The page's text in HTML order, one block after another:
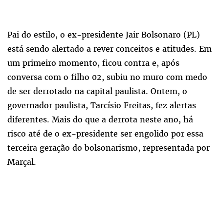
Pai do estilo, o ex-presidente Jair Bolsonaro (PL)
está sendo alertado a rever conceitos e atitudes. Em
um primeiro momento, ficou contra e, após
conversa com o filho 02, subiu no muro com medo
de ser derrotado na capital paulista. Ontem, o
governador paulista, Tarcísio Freitas, fez alertas
diferentes. Mais do que a derrota neste ano, há
risco até de o ex-presidente ser engolido por essa
terceira geração do bolsonarismo, representada por
Marçal.